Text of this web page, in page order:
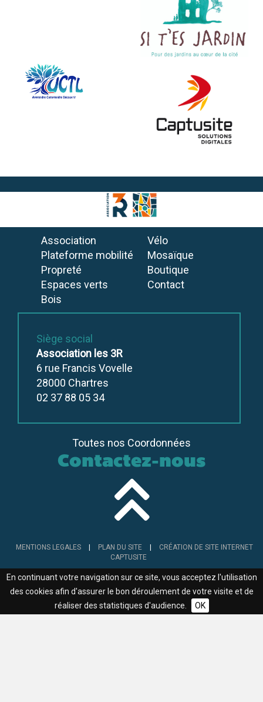
Association
Plateforme mobilité
Propreté
Espaces verts
Bois
Vélo
Mosaïque
Boutique
Contact
Siège social
Association les 3R
6 rue Francis Vovelle
28000 Chartres
02 37 88 05 34
Toutes nos Coordonnées
Contactez-nous
MENTIONS LEGALES PLAN DU SITE
CRÉATION DE SITE INTERNET
CAPTUSITE
En continuant votre navigation sur ce site, vous acceptez l'utilisation
des cookies afin d'assurer le bon déroulement de votre visite et de
réaliser des statistiques d'audience.
OK